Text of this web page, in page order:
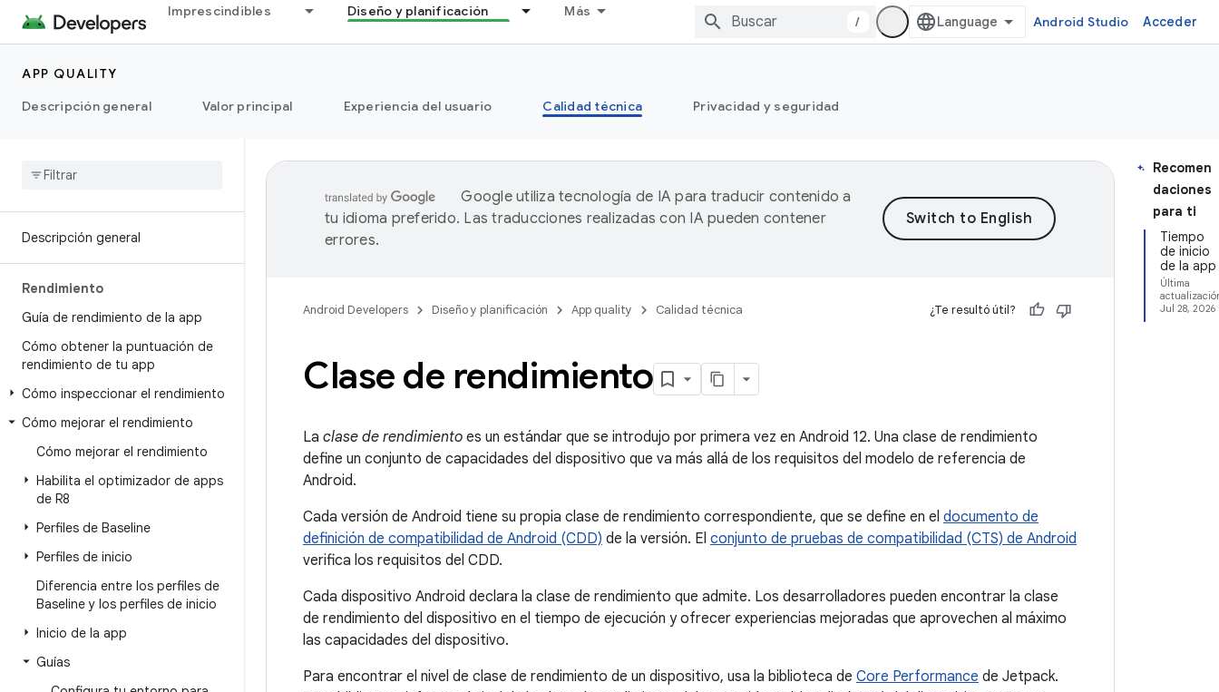
Imprescindibles Diseño y planificación Más
/ Android Studio Acceder
APP QUALITY
Descripción general
Valor principal Experiencia del usuario Calidad técnica Privacidad y seguridad
Descripción general
Rendimiento
Guía de rendimiento de la app
Cómo obtener la puntuación de
rendimiento de tu app
Cómo inspeccionar el rendimiento
Cómo mejorar el rendimiento
Cómo mejorar el rendimiento
Habilita el optimizador de apps
de R8
Perfiles de Baseline
Perfiles de inicio
Diferencia entre los perfiles de
Baseline y los perfiles de inicio
Inicio de la app
Guías
Recomen
daciones
para ti
Tiempo
de inicio
de la app
Última
Jul 28, 2026
Google utiliza tecnología de IA para traducir contenido a
tu idioma preferido. Las traducciones realizadas con IA pueden contener
errores.
Android Developers Diseño y planificación App quality Calidad técnica ¿Te resultó útil?
Clase de rendimiento
La clase de rendimiento es un estándar que se introdujo por primera vez en Android 12. Una clase de rendimiento
define un conjunto de capacidades del dispositivo que va más allá de los requisitos del modelo de referencia de
Android.
Cada versión de Android tiene su propia clase de rendimiento correspondiente, que se define en el documento de
definición de compatibilidad de Android (CDD) de la versión. El conjunto de pruebas de compatibilidad (CTS) de Android
verifica los requisitos del CDD.
Cada dispositivo Android declara la clase de rendimiento que admite. Los desarrolladores pueden encontrar la clase
de rendimiento del dispositivo en el tiempo de ejecución y ofrecer experiencias mejoradas que aprovechen al máximo
las capacidades del dispositivo.
Para encontrar el nivel de clase de rendimiento de un dispositivo, usa la biblioteca de Core Performance de Jetpack.